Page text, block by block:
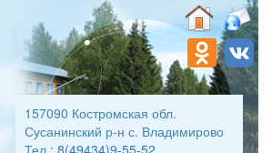
157090 Костромская обл.
Сусанинский р-н с. Владимирово
Тел.: 8(49434)9-55-52